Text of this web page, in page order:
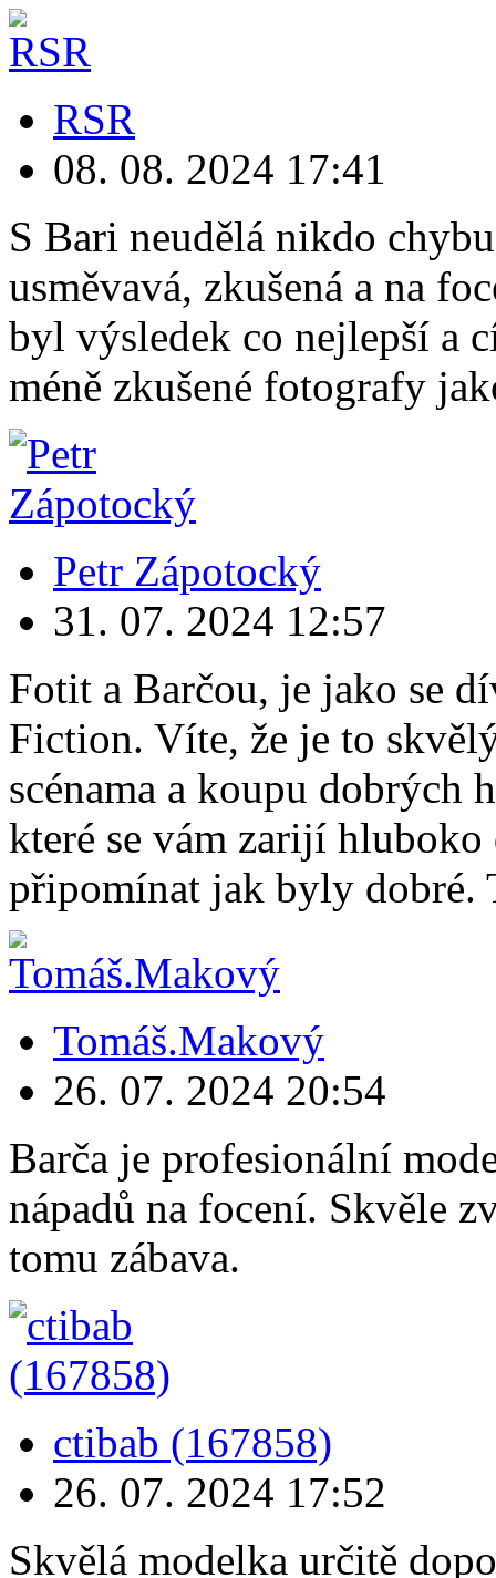
RSR
08. 08. 2024 17:41
S Bari neudělá nikdo
usměvavá, zkušená a na
byl výsledek co nejlepší a
méně zkušené fotografy
Petr Zápotocký
31. 07. 2024 12:57
Fotit a Barčou, je jako se
Fiction. Víte, že je to
scénama a koupu dobrých
které se vám zarijí hluboko
připomínat jak byly dobré.
Tomáš.Makový
26. 07. 2024 20:54
Barča je profesionální
nápadů na focení. Skvěle
tomu zábava.
ctibab (167858)
26. 07. 2024 17:52
Skvělá modelka určitě